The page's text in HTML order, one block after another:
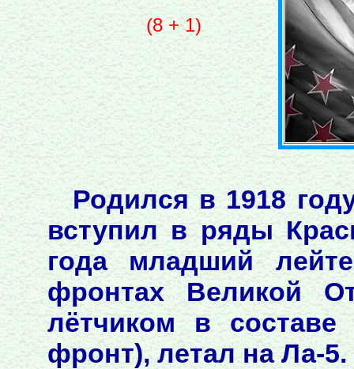
(8 + 1)
Родился в 1918
вступил в ряды
года младший
фронтах Великой
лётчиком в
фронт), летал на Ла-5.